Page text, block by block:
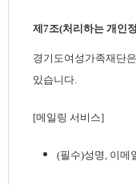
제7조(처리하는 개인
경기도여성가족재단
있습니다.
[메일링 서비스]
(필수)성명, 이메